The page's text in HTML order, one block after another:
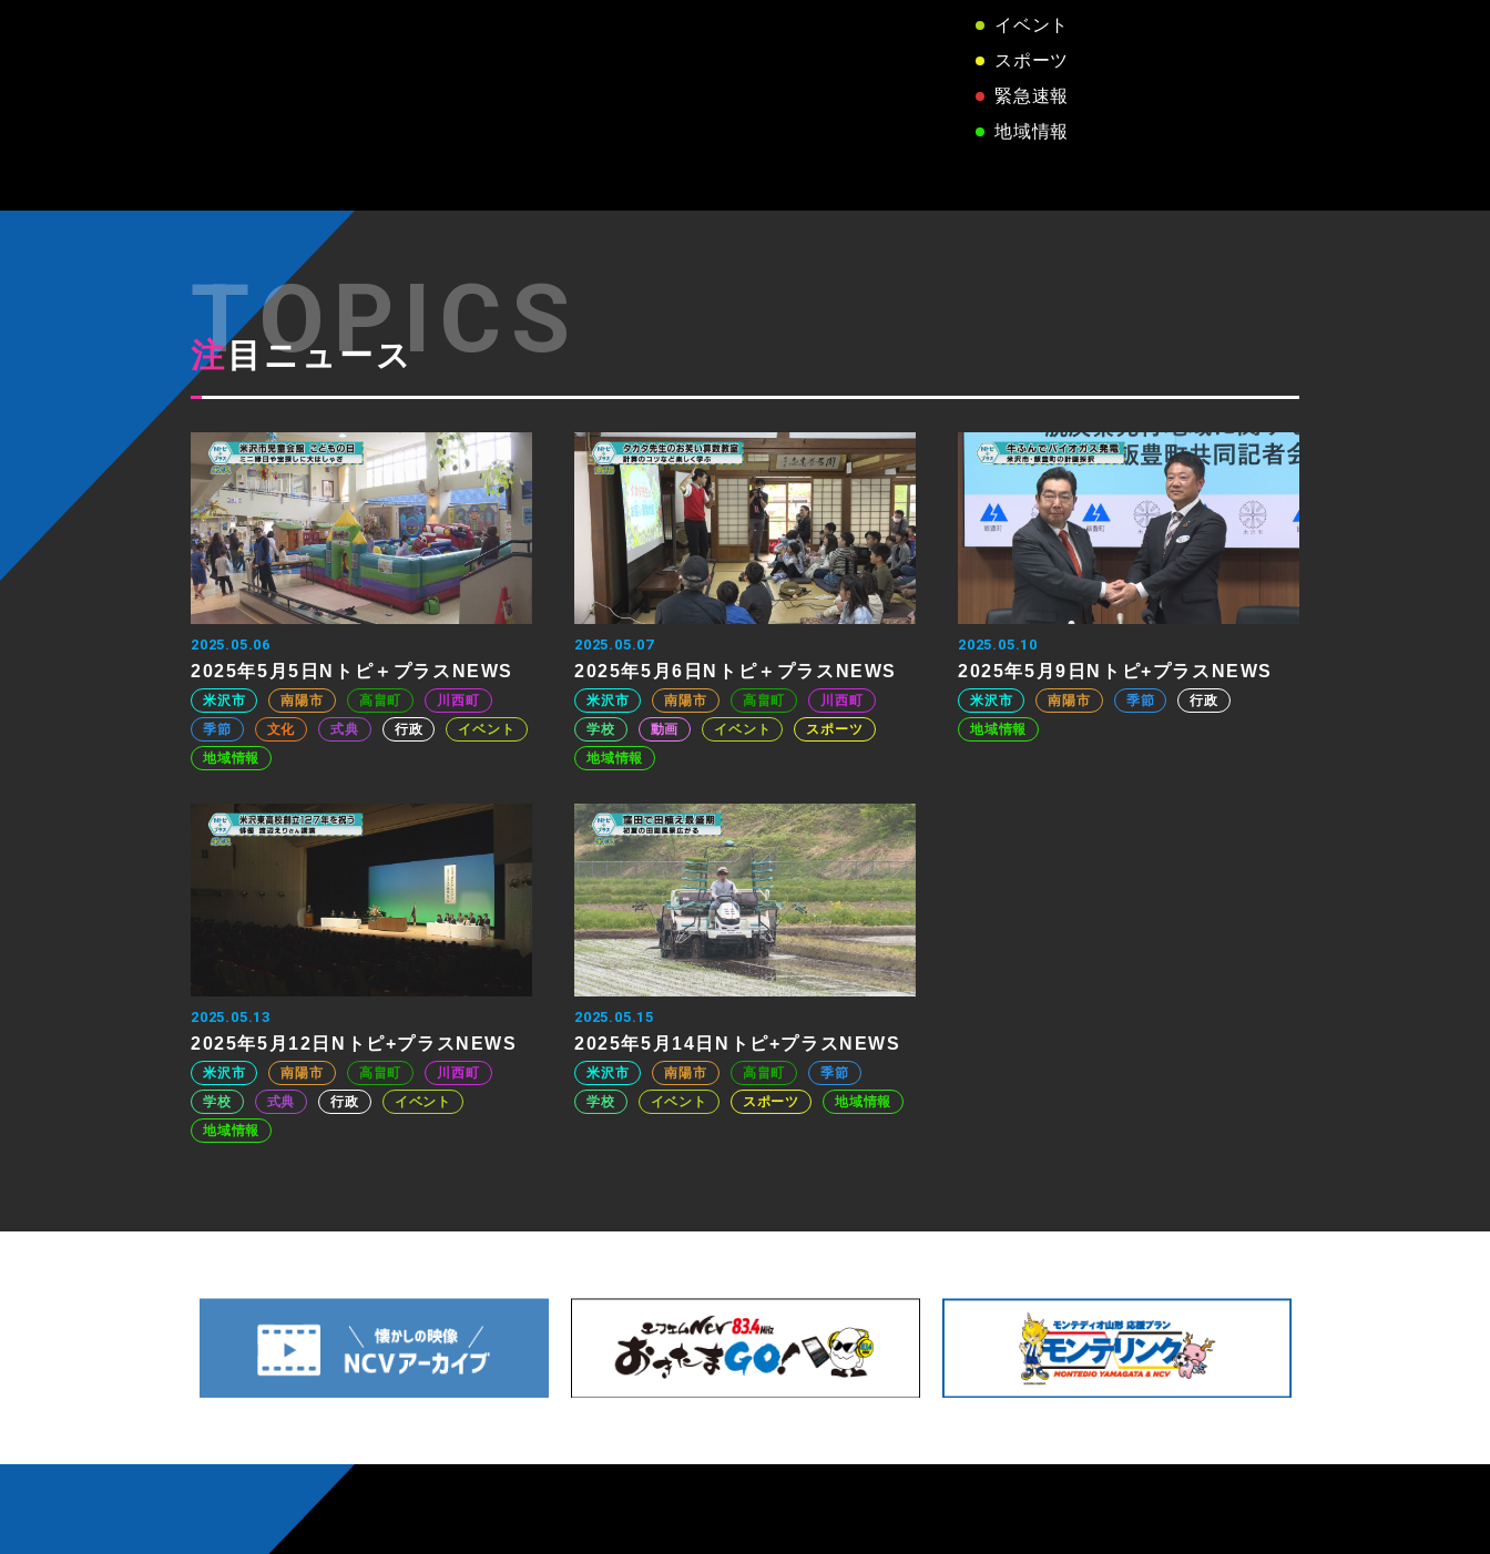
イベント
スポーツ
緊急速報
地域情報
注目ニュース
2025.05.06
2025年5月5日Nトピ＋プラスNEWS
米沢市 南陽市 高畠町
川西町
季節
文化 式典 行政
イベント
地域情報
2025.05.07
2025年5月6日Nトピ＋プラスNEWS
米沢市 南陽市 高畠町
川西町
学校
動画 イベント
スポーツ
地域情報
2025.05.10
2025年5月9日Nトピ+プラスNEWS
米沢市 南陽市 季節
行政
地域情報
2025.05.13
2025年5月12日Nトピ+プラスNEWS
米沢市 南陽市 高畠町
川西町
学校
式典 行政
イベント
地域情報
2025.05.15
2025年5月14日Nトピ+プラスNEWS
米沢市 南陽市 高畠町
季節
学校
イベント スポーツ 地域情報